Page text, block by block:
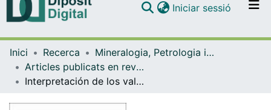
Navega per tot el DD
Com publicar
Iniciar sessió (current)
Inici Recerca
Mineralogia, Petrologia i Geologia Aplicada
Articles publicats en revistes (Mineralogia, Petrologia i Geologia Aplicada)
Interpretación de los valores de microdureza a partir de la recta de Gahm. Aplicación a la dureza de la hematites y la cobaltina